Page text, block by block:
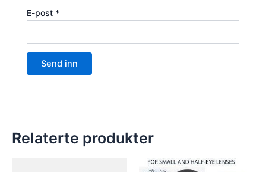
E-post *
Relaterte produkter